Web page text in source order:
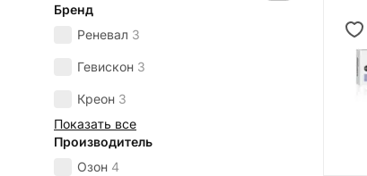
Бренд
Реневал 3
Гевискон 3
Креон 3
Показать все
Производитель
Озон 4